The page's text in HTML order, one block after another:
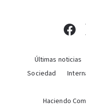
Últimas noticias
Sociedad
Haciendo